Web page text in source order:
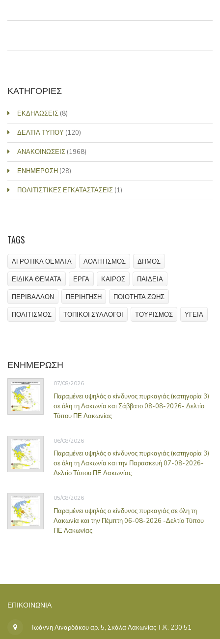
ΚΑΤΗΓΟΡΙΕΣ
ΕΚΔΗΛΩΣΕΙΣ (8)
ΔΕΛΤΙΑ ΤΥΠΟΥ (120)
ΑΝΑΚΟΙΝΩΣΕΙΣ (1968)
ΕΝΗΜΕΡΩΣΗ (28)
ΠΟΛΙΤΙΣΤΙΚΕΣ ΕΓΚΑΤΑΣΤΑΣΕΙΣ (1)
TAGS
ΑΓΡΟΤΙΚΑ ΘΕΜΑΤΑ ΑΘΛΗΤΙΣΜΟΣ ΔΗΜΟΣ
ΕΙΔΙΚΑ ΘΕΜΑΤΑ ΕΡΓΑ ΚΑΙΡΟΣ ΠΑΙΔΕΙΑ
ΠΕΡΙΒΑΛΛΟΝ ΠΕΡΙΗΓΗΣΗ ΠΟΙΟΤΗΤΑ ΖΩΗΣ
ΠΟΛΙΤΙΣΜΟΣ ΤΟΠΙΚΟΙ ΣΥΛΛΟΓΟΙ ΤΟΥΡΙΣΜΟΣ ΥΓΕΙΑ
ΕΝΗΜΕΡΩΣΗ
07/08/2026
Παραμένει υψηλός ο κίνδυνος πυρκαγιάς (κατηγορία 3)
σε όλη τη Λακωνία και Σάββατο 08-08-2026- Δελτίο
Τύπου ΠΕ Λακωνίας
06/08/2026
Παραμένει υψηλός ο κίνδυνος πυρκαγιάς (κατηγορία 3)
σε όλη τη Λακωνία και την Παρασκευή 07-08-2026-
Δελτίο Τύπου ΠΕ Λακωνίας
05/08/2026
Παραμένει υψηλός ο κίνδυνος πυρκαγιάς σε όλη τη
Λακωνία και την Πέμπτη 06-08-2026 -Δελτίο Τύπου
ΠΕ Λακωνίας
ΕΠΙΚΟΙΝΩΝΊΑ
Ιωάννη Λιναρδάκου αρ. 5, Σκάλα Λακωνίας Τ.Κ. 230 51